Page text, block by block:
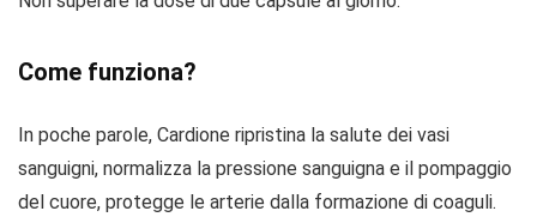
Come funziona?
In poche parole, Cardione ripristina la salute dei vasi
sanguigni, normalizza la pressione sanguigna e il pompaggio
del cuore, protegge le arterie dalla formazione di coaguli.